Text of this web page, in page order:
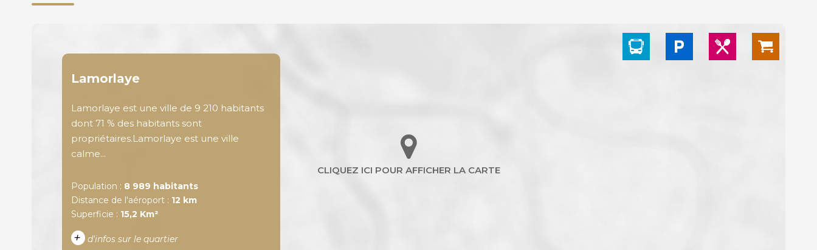
Lamorlaye
Lamorlaye est une ville de 9 210 habitants
dont 71 % des habitants sont
propriétaires.Lamorlaye est une ville
calme...
Population : 8 989 habitants
Distance de l'aéroport : 12 km
Superficie : 15,2 Km²
+ d'infos sur le quartier